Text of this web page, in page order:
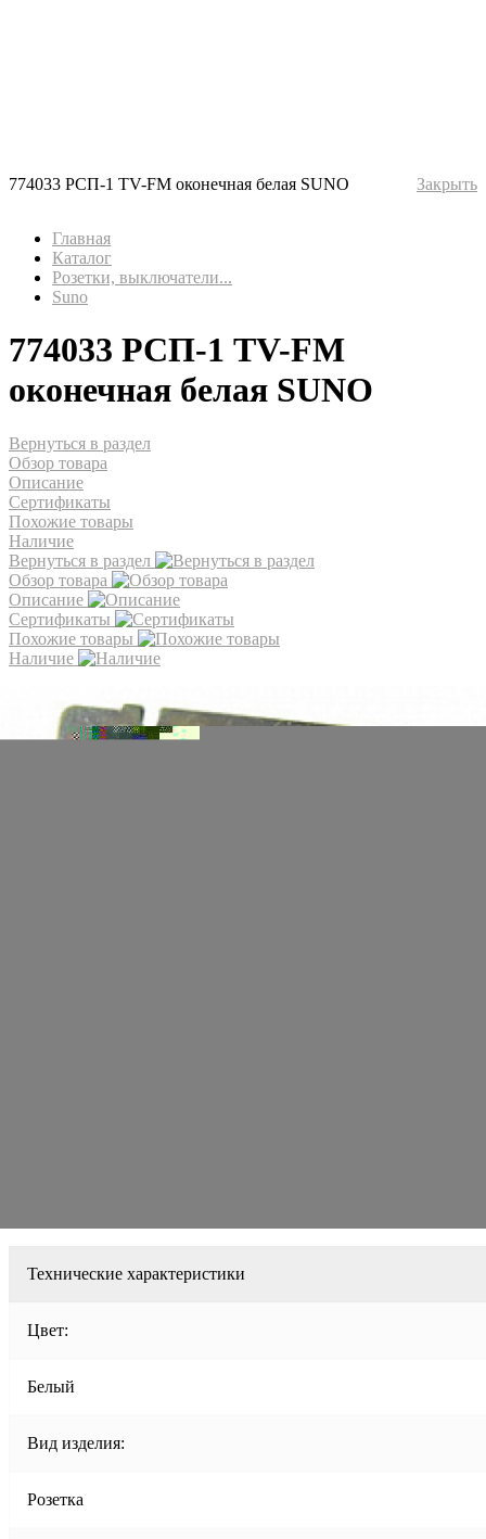
774033 РСП-1 TV-FM оконечная белая SUNO Закрыть
Главная
Каталог
Розетки, выключатели...
Suno
774033 РСП-1 TV-FM
оконечная белая SUNO
Вернуться в раздел
Обзор товара
Описание
Сертификаты
Похожие товары
Наличие
Вернуться в раздел
Обзор товара
Описание
Сертификаты
Похожие товары
Наличие
Технические характеристики
Цвет:
Белый
Вид изделия:
Розетка